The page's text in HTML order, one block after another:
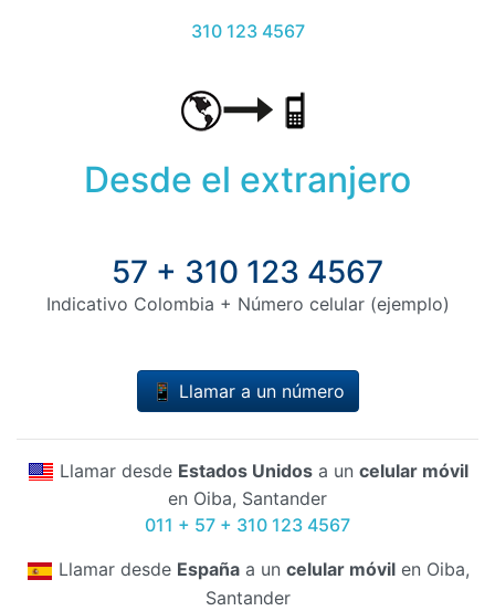
310 123 4567
Desde el extranjero
57 + 310 123 4567
Indicativo Colombia + Número celular (ejemplo)
📱 Llamar a un número
Llamar desde Estados Unidosa un celular móvil
en Oiba, Santander
011 + 57 + 310 123 4567
Llamar desde Españaa un celular móvilen Oiba,
Santander